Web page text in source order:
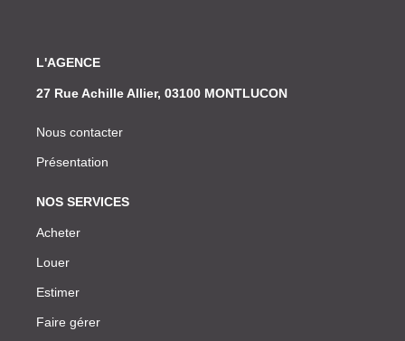
L'AGENCE
27 Rue Achille Allier, 03100 MONTLUCON
Nous contacter
Présentation
NOS SERVICES
Acheter
Louer
Estimer
Faire gérer